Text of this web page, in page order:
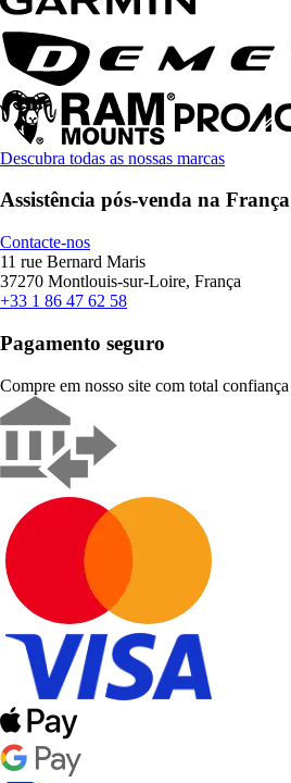
Descubra todas as nossas marcas
Assistência pós-venda na França
Contacte-nos
11 rue Bernard Maris
37270 Montlouis-sur-Loire, França
+33 1 86 47 62 58
Pagamento seguro
Compre em nosso site com total confiança